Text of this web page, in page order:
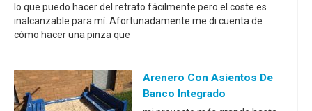
lo que puedo hacer del retrato fácilmente pero el coste es
inalcanzable para mí. Afortunadamente me di cuenta de
cómo hacer una pinza que
Arenero Con Asientos De
Banco Integrado